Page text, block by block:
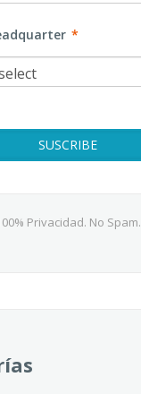
*
Privacidad. No Spam.